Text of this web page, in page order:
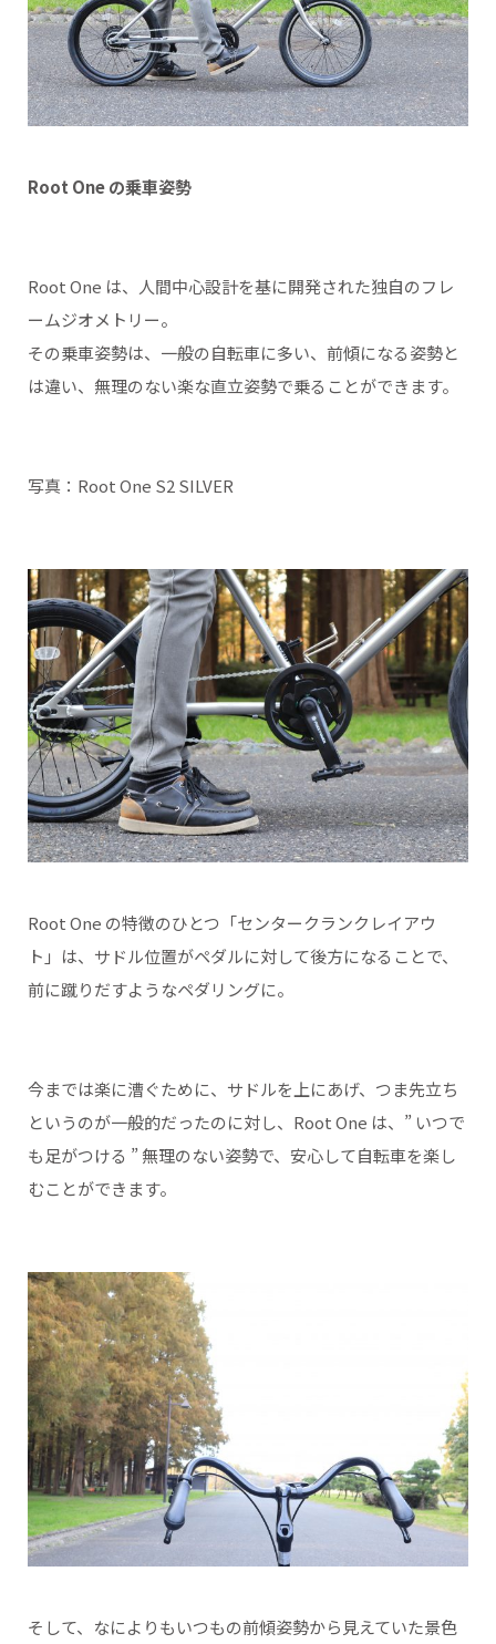
Root One の乗車姿勢
Root One は、人間中心設計を基に開発された独自のフレ
ームジオメトリー。
その乗車姿勢は、一般の自転車に多い、前傾になる姿勢と
は違い、無理のない楽な直立姿勢で乗ることができます。
写真：Root One S2 SILVER
Root One の特徴のひとつ「センタークランクレイアウ
ト」は、サドル位置がペダルに対して後方になることで、
前に蹴りだすようなペダリングに。
今までは楽に漕ぐために、サドルを上にあげ、つま先立ち
というのが一般的だったのに対し、Root One は、” いつで
も足がつける ” 無理のない姿勢で、安心して自転車を楽し
むことができます。
そして、なによりもいつもの前傾姿勢から見えていた景色